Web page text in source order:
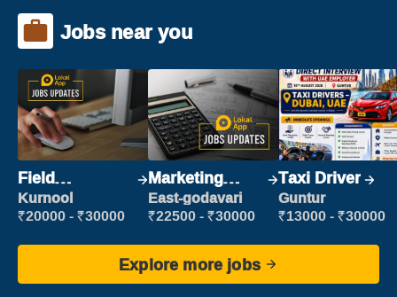
Jobs near you
Field
Marketing
Executive
Kurnool
₹20000 - ₹30000
Marketing
Executive
East-godavari
₹22500 - ₹30000
Taxi Driver
Guntur
₹13000 - ₹30000
Explore more jobs